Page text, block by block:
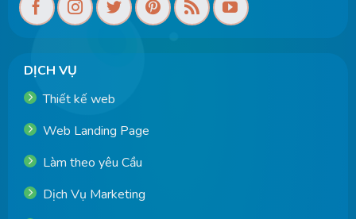
DỊCH VỤ
Thiết kế web
Web Landing Page
Làm theo yêu Cầu
Dịch Vụ Marketing